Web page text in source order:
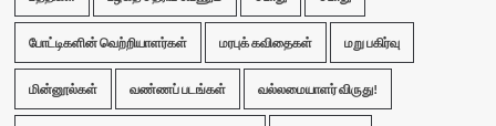
போட்டிகளின் வெற்றியாளர்கள் மரபுக் கவிதைகள் மறு பகிர்வு
மின்னூல்கள் வண்ணப் படங்கள் வல்லமையாளர் விருது!